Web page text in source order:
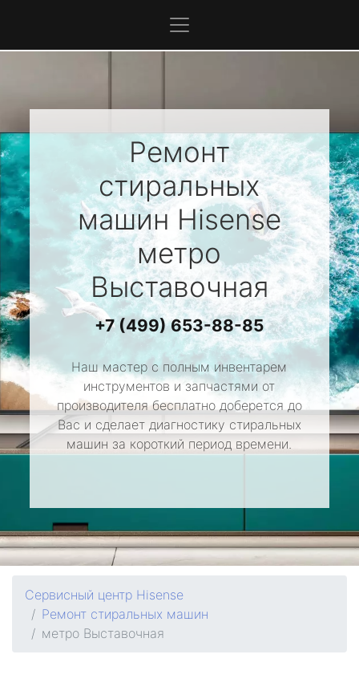
Ремонт
стиральных
машин Hisense
метро
Выставочная
+7 (499) 653-88-85
Наш мастер с полным инвентарем
инструментов и запчастями от
производителя бесплатно доберется до
Вас и сделает диагностику стиральных
машин за короткий период времени.
Сервисный центр Hisense
Ремонт стиральных машин
метро Выставочная